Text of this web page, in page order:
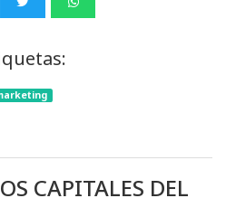
CAPITALES DEL